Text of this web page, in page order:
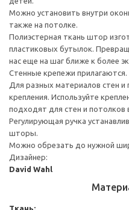
Можно установить внутри
также на потолке.
Полиэстерная ткань штор
пластиковых бутылок.
нас еще на шаг ближе к более
Стенные крепежи прилагаются.
Для разных материалов стен
крепления. Используйте
подходят для стен и потолков
Регулирующая ручка
шторы.
Можно обрезать до нужной
Дизайнер:
David Wahl
Ткань: